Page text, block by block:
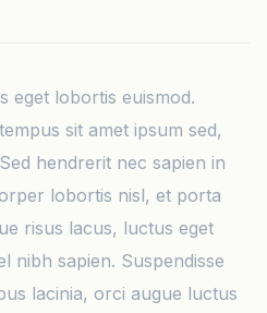
eget lobortis euismod.
sit amet ipsum sed,
hendrerit nec sapien in
lobortis nisl, et porta
risus lacus, luctus eget
nibh sapien. Suspendisse
lacinia, orci augue luctus